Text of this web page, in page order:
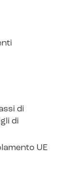
di
di
UE